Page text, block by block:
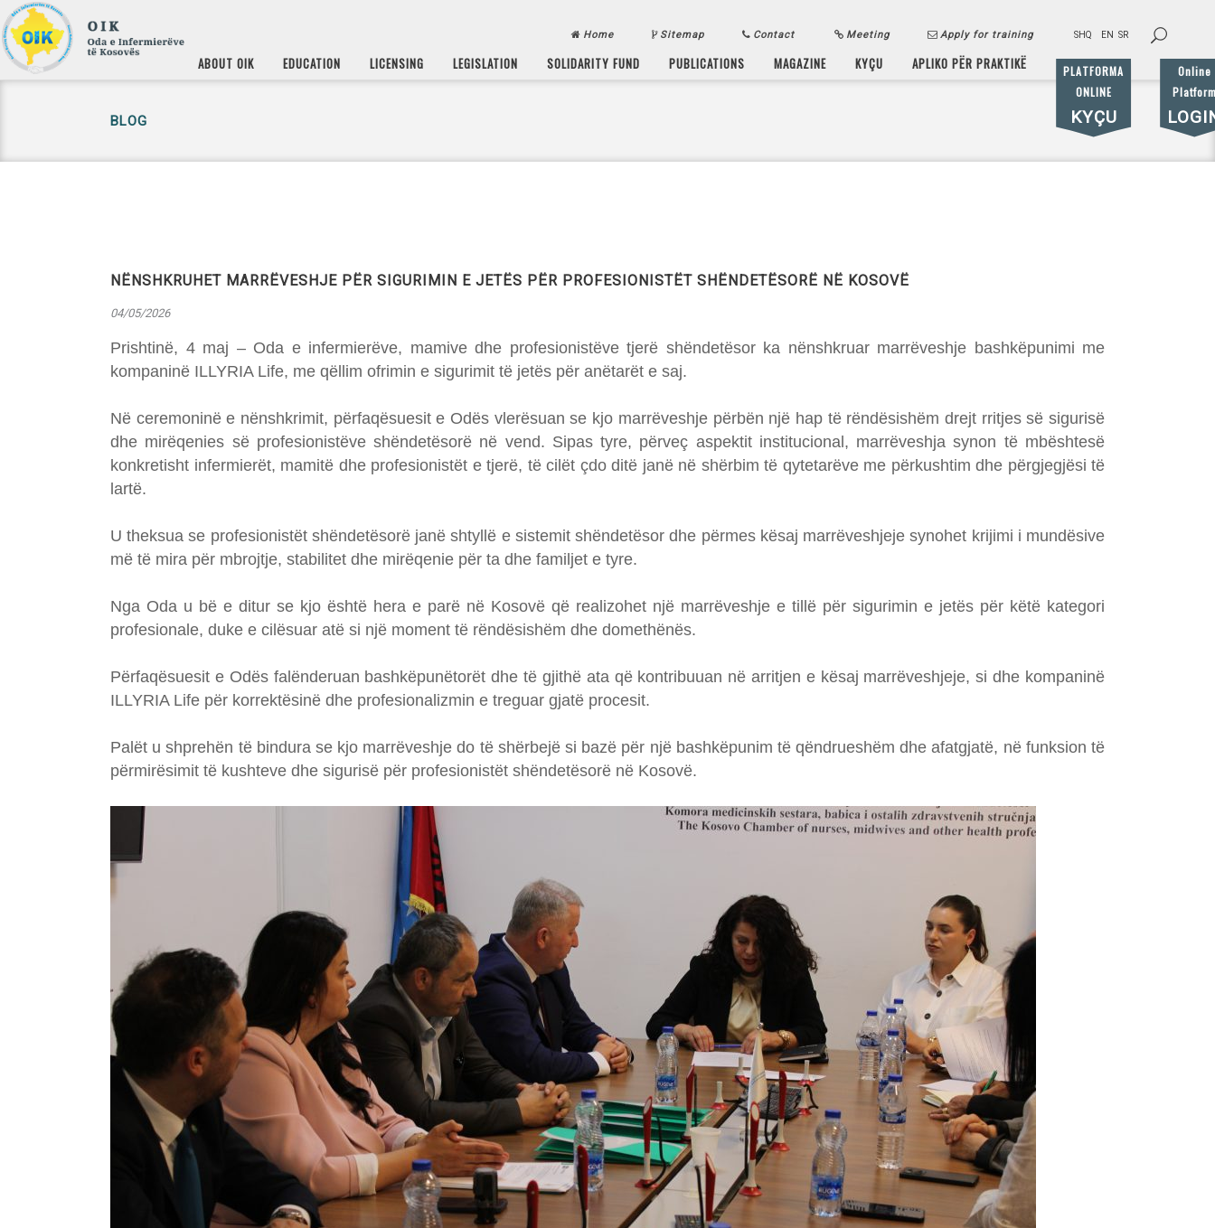
Home Sitemap Contact Meeting Apply for training SHQ EN SR
ABOUT OIK EDUCATION LICENSING LEGISLATION SOLIDARITY FUND PUBLICATIONS
Online
MAGAZINE
PLATFORMA
ONLINE
KYÇU
KYÇU APLIKO PËR PRAKTIKË
BLOG
NËNSHKRUHET MARRËVESHJE PËR SIGURIMIN E JETËS PËR PROFESIONISTËT SHËNDETËSORË NË KOSOVË
04/05/2026
Prishtinë, 4 maj – Oda e infermierëve, mamive dhe profesionistëve tjerë shëndetësor ka nënshkruar marrëveshje bashkëpunimi me
kompaninë ILLYRIA Life, me qëllim ofrimin e sigurimit të jetës për anëtarët e saj.
Në ceremoninë e nënshkrimit, përfaqësuesit e Odës vlerësuan se kjo marrëveshje përbën një hap të rëndësishëm drejt rritjes së sigurisë
dhe mirëqenies së profesionistëve shëndetësorë në vend. Sipas tyre, përveç aspektit institucional, marrëveshja synon të mbështesë
konkretisht infermierët, mamitë dhe profesionistët e tjerë, të cilët çdo ditë janë në shërbim të qytetarëve me përkushtim dhe përgjegjësi të
lartë.
U theksua se profesionistët shëndetësorë janë shtyllë e sistemit shëndetësor dhe përmes kësaj marrëveshjeje synohet krijimi i mundësive
më të mira për mbrojtje, stabilitet dhe mirëqenie për ta dhe familjet e tyre.
Nga Oda u bë e ditur se kjo është hera e parë në Kosovë që realizohet një marrëveshje e tillë për sigurimin e jetës për këtë kategori
profesionale, duke e cilësuar atë si një moment të rëndësishëm dhe domethënës.
Përfaqësuesit e Odës falënderuan bashkëpunëtorët dhe të gjithë ata që kontribuuan në arritjen e kësaj marrëveshjeje, si dhe kompaninë
ILLYRIA Life për korrektësinë dhe profesionalizmin e treguar gjatë procesit.
Palët u shprehën të bindura se kjo marrëveshje do të shërbejë si bazë për një bashkëpunim të qëndrueshëm dhe afatgjatë, në funksion të
përmirësimit të kushteve dhe sigurisë për profesionistët shëndetësorë në Kosovë.